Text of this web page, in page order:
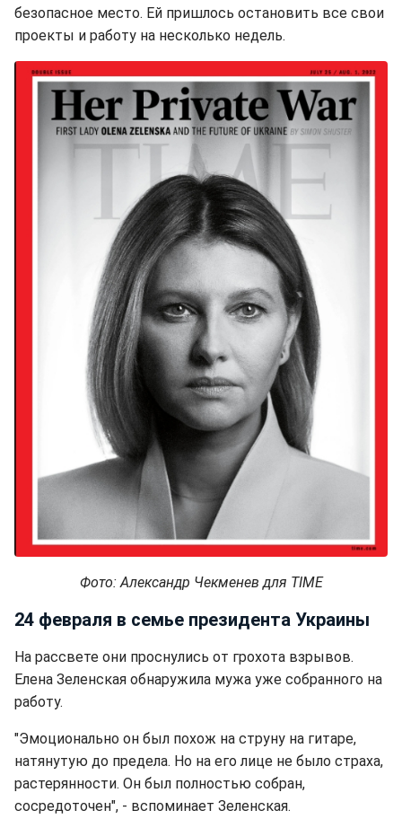
безопасное место. Ей пришлось остановить все свои
проекты и работу на несколько недель.
Фото: Александр Чекменев для TIME
24 февраля в семье президента Украины
На рассвете они проснулись от грохота взрывов.
Елена Зеленская обнаружила мужа уже собранного на
работу.
"Эмоционально он был похож на струну на гитаре,
натянутую до предела. Но на его лице не было страха,
растерянности. Он был полностью собран,
сосредоточен", - вспоминает Зеленская.